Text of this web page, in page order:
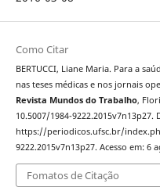
Como Citar
BERTUCCI, Liane Maria. Para a
nas teses médicas e nos jornais
Revista Mundos do Trabalho,
10.5007/1984-9222.2015v7n13p27.
https://periodicos.ufsc.br/
9222.2015v7n13p27. Acesso em: 6
Fomatos de Citação